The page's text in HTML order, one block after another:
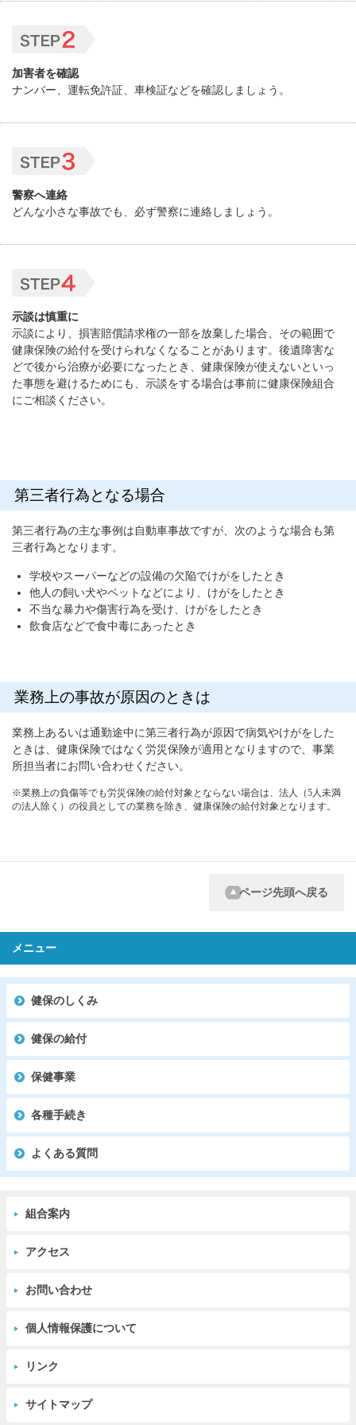
加害者を確認
ナンバー、運転免許証、車検証などを確認しましょう。
警察へ連絡
どんな小さな事故でも、必ず警察に連絡しましょう。
示談は慎重に
示談により、損害賠償請求権の一部を放棄した場合、その範囲で
健康保険の給付を受けられなくなることがあります。後遺障害な
どで後から治療が必要になったとき、健康保険が使えないといっ
た事態を避けるためにも、示談をする場合は事前に健康保険組合
にご相談ください。
第三者行為となる場合
第三者行為の主な事例は自動車事故ですが、次のような場合も第
三者行為となります。
学校やスーパーなどの設備の欠陥でけがをしたとき
他人の飼い犬やペットなどにより、けがをしたとき
不当な暴力や傷害行為を受け、けがをしたとき
飲食店などで食中毒にあったとき
業務上の事故が原因のときは
業務上あるいは通勤途中に第三者行為が原因で病気やけがをした
ときは、健康保険ではなく労災保険が適用となりますので、事業
所担当者にお問い合わせください。
※業務上の負傷等でも労災保険の給付対象とならない場合は、法人（5人未満
の法人除く）の役員としての業務を除き、健康保険の給付対象となります。
ページ先頭へ戻る
メニュー
健保のしくみ
健保の給付
保健事業
各種手続き
よくある質問
組合案内
アクセス
お問い合わせ
個人情報保護について
リンク
サイトマップ